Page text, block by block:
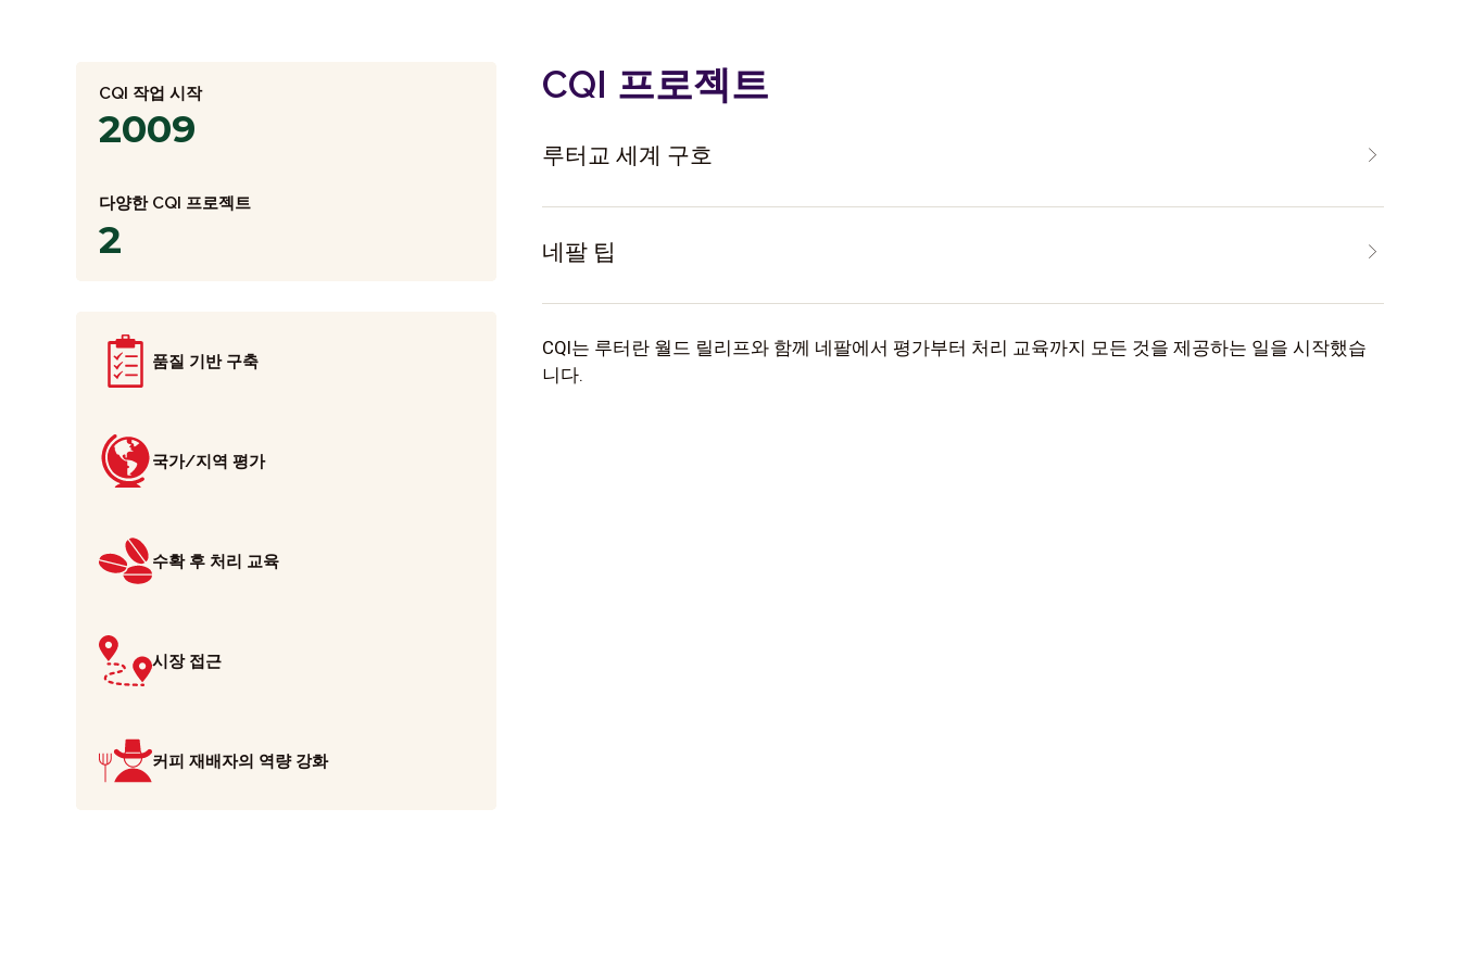
CQI 작업 시작
2009
다양한 CQI 프로젝트
2
품질 기반 구축
국가/지역 평가
수확 후 처리 교육
시장 접근
커피 재배자의 역량 강화
CQI 프로젝트
루터교 세계 구호
네팔 팁
CQI는 루터란 월드 릴리프와 함께 네팔에서 평가부터 처리 교육까지 모든 것을 제공하는 일을 시작했습
니다.